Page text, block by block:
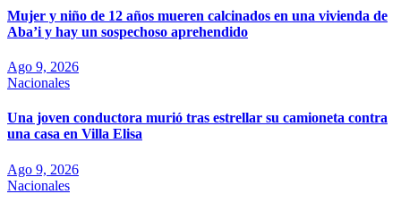
Mujer y niño de 12 años mueren calcinados en una vivienda de
Aba’i y hay un sospechoso aprehendido
Ago 9, 2026
Nacionales
Una joven conductora murió tras estrellar su camioneta contra
una casa en Villa Elisa
Ago 9, 2026
Nacionales